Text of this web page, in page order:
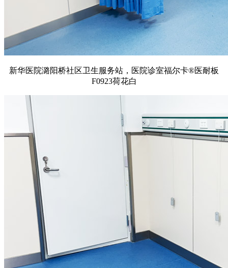
新华医院潞阳桥社区卫生服务站，医院诊室福尔卡®医耐板
F0923荷花白